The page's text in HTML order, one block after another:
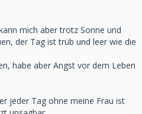
mich aber trotz Sonne und
der Tag ist trüb und leer wie die
habe aber Angst vor dem Leben
jeder Tag ohne meine Frau ist